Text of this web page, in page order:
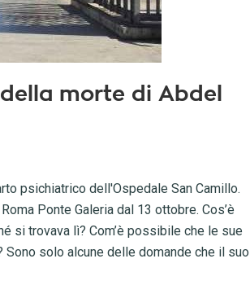
morte di Abdel
psichiatrico dell'Ospedale San Camillo.
Ponte Galeria dal 13 ottobre. Cos’è
si trovava lì? Com’è possibile che le sue
solo alcune delle domande che il suo